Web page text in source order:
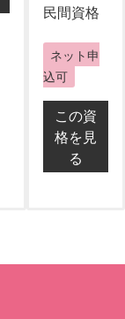
民間資格
ネット申
込可
この資
格を見
る